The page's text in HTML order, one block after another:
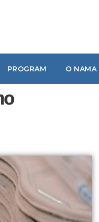
PROGRAM O NAMA